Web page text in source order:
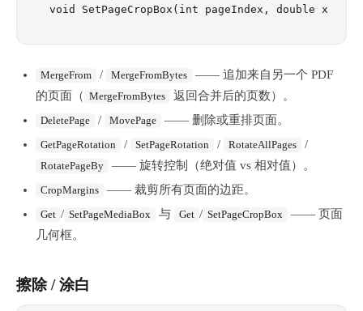
MergeFrom / MergeFromBytes
—— 追加来自另一个 PDF
的页面（ MergeFromBytes 返回合并后的页数）。
DeletePage / MovePage —— 删除或重排页面。
GetPageRotation / SetPageRotation / RotateAllPages /
RotatePageBy —— 旋转控制（绝对值 vs 相对值）。
CropMargins —— 裁剪所有页面的边距。
Get / SetPageMediaBox 与 Get / SetPageCropBox
—— 页面
几何框。
擦除 / 涂白